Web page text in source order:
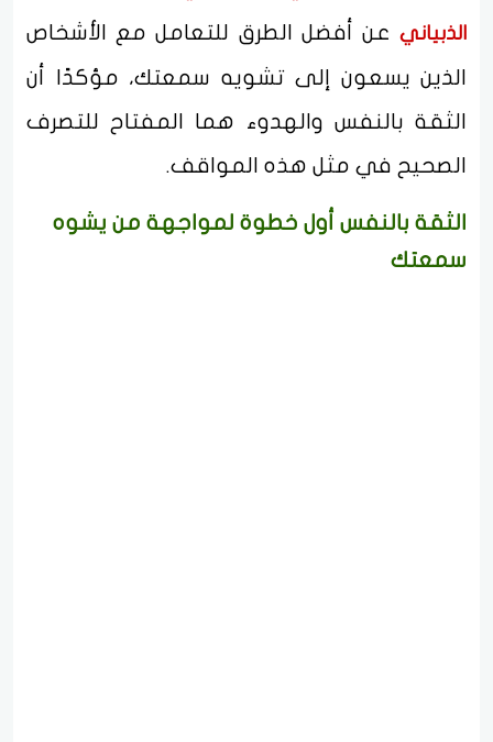
الذبياني عن أفضل الطرق للتعامل مع الأشخاص
الذين يسعون إلى تشويه سمعتك، مؤكدًا أن
الثقة بالنفس والهدوء هما المفتاح للتصرف
الصحيح في مثل هذه المواقف.
الثقة بالنفس أول خطوة لمواجهة من يشوه
سمعتك